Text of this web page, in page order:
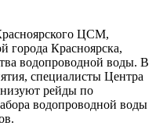
ЦСМ,
города Красноярска,
водопроводной воды. В
специалисты Центра
рейды по
водопроводной воды